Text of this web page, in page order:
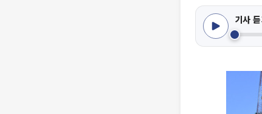
기사